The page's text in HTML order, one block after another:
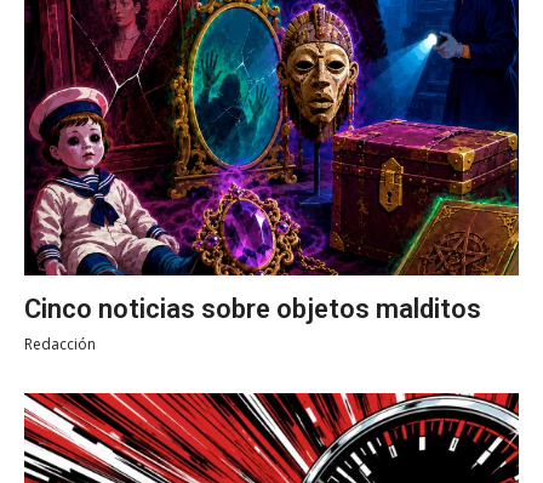
Cinco noticias sobre objetos malditos
Redacción